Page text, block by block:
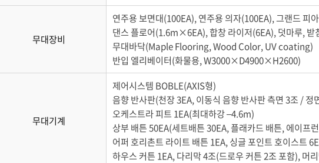
무대장비
연주용 보면대(100EA), 연주용 의자(100EA), 그랜드 피
댄스 플로어(1.6m×6EA), 합창 라이저(6EA), 덧마루, 받
무대바닥(Maple Flooring, Wood Color, UV coating)
반입 엘리베이터(화물용, W3000×D4900×H2600)
무대기계
제어시스템 BOBLE(AXIS형)
음향 반사판(천장 3EA, 이동식 음향 반사판 측면 3조 / 정
오케스트라 피트 1EA(최대하강 –4.6m)
상부 배튼 50EA(세트배튼 30EA, 플래카드 배튼, 에이프
어퍼 호리촌트 라이트 배튼 1EA, 싱글 포인트 호이스트
하우스 커튼 1EA, 다리막 4조(드로우 커튼 2조 포함), 머